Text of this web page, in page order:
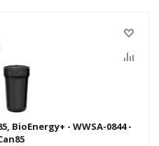
BioEnergy+ - WWSA-0844 -